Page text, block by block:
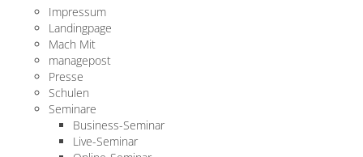
Impressum
Landingpage
Mach Mit
managepost
Presse
Schulen
Seminare
Business-Seminar
Live-Seminar